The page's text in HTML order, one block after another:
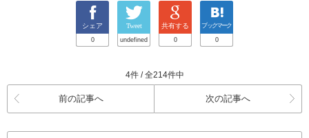
シェア
0
Tweet
undefined
共有する
0
ブックマーク
0
4件 / 全214件中
前の記事へ 次の記事へ